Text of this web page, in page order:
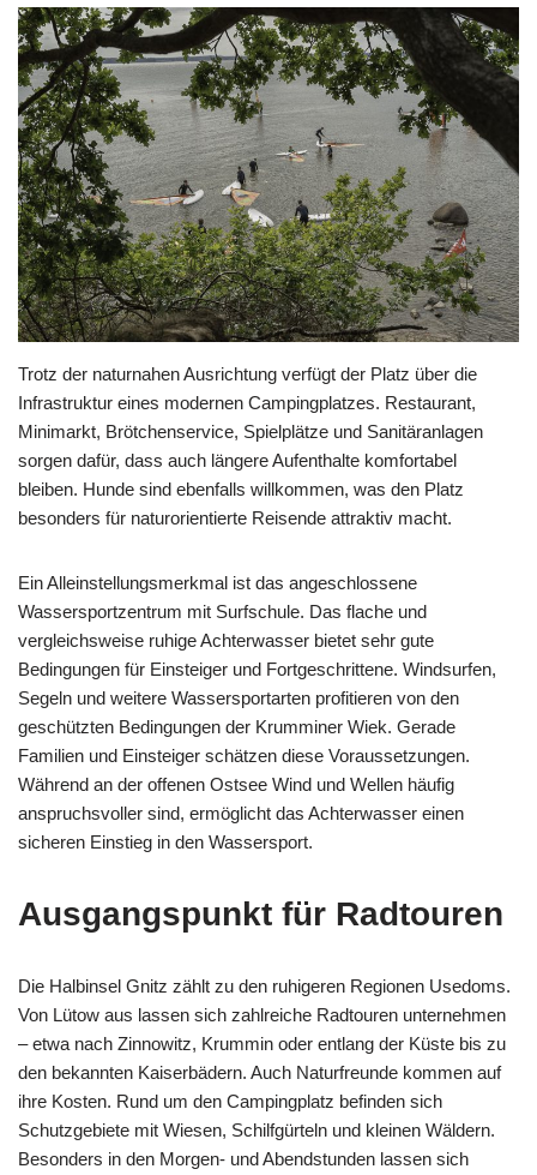
Trotz der naturnahen Ausrichtung verfügt der Platz über die
Infrastruktur eines modernen Campingplatzes. Restaurant,
Minimarkt, Brötchenservice, Spielplätze und Sanitäranlagen
sorgen dafür, dass auch längere Aufenthalte komfortabel
bleiben. Hunde sind ebenfalls willkommen, was den Platz
besonders für naturorientierte Reisende attraktiv macht.
Ein Alleinstellungsmerkmal ist das angeschlossene
Wassersportzentrum mit Surfschule. Das flache und
vergleichsweise ruhige Achterwasser bietet sehr gute
Bedingungen für Einsteiger und Fortgeschrittene. Windsurfen,
Segeln und weitere Wassersportarten profitieren von den
geschützten Bedingungen der Krumminer Wiek. Gerade
Familien und Einsteiger schätzen diese Voraussetzungen.
Während an der offenen Ostsee Wind und Wellen häufig
anspruchsvoller sind, ermöglicht das Achterwasser einen
sicheren Einstieg in den Wassersport.
Ausgangspunkt für Radtouren
Die Halbinsel Gnitz zählt zu den ruhigeren Regionen Usedoms.
Von Lütow aus lassen sich zahlreiche Radtouren unternehmen
– etwa nach Zinnowitz, Krummin oder entlang der Küste bis zu
den bekannten Kaiserbädern. Auch Naturfreunde kommen auf
ihre Kosten. Rund um den Campingplatz befinden sich
Schutzgebiete mit Wiesen, Schilfgürteln und kleinen Wäldern.
Besonders in den Morgen- und Abendstunden lassen sich